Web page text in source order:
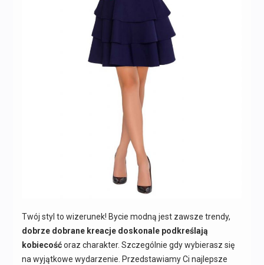
Twój styl to wizerunek! Bycie modną jest zawsze trendy,
dobrze dobrane kreacje doskonale podkreślają
kobiecośćoraz charakter. Szczególnie gdy wybierasz się
na wyjątkowe wydarzenie. Przedstawiamy Ci najlepsze